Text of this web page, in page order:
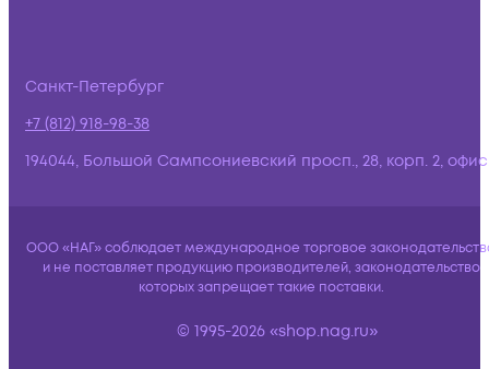
Санкт-Петербург
+7 (812) 918-98-38
194044, Большой Сампсониевский просп., 28, корп. 2,
ООО «НАГ» соблюдает международное торговое
и не поставляет продукцию производителей, законодательство
которых запрещает такие поставки.
© 1995-2026 «shop.nag.ru»